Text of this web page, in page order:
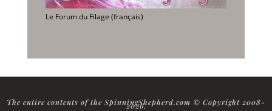
Le Forum du Filage (français)
The entire contents of the SpinningShepherd.com © Copyright 2008-
2026.